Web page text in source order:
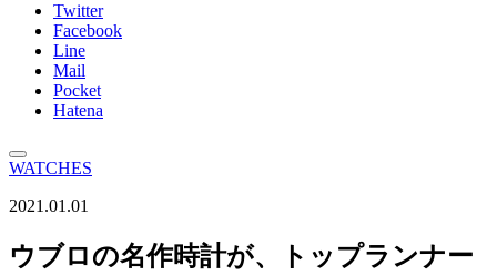
Twitter
Facebook
Line
Mail
Pocket
Hatena
WATCHES
2021.01.01
ウブロの名作時計が、トップランナー